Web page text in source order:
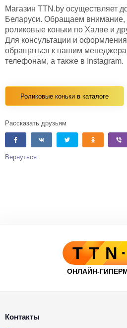
Магазин TTN.by осуществляет
Беларуси. Обращаем внимание,
роликовые коньки по Халве и
Для консультации и
обращаться к нашим
телефонам, а также в Instagram.
Роликовые коньки в каталоге
Рассказать друзьям
Вернуться
Контакты